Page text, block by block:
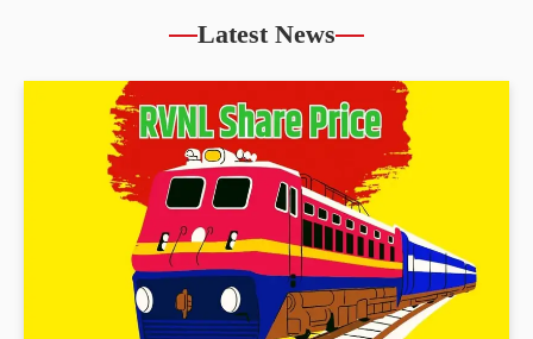
Latest News